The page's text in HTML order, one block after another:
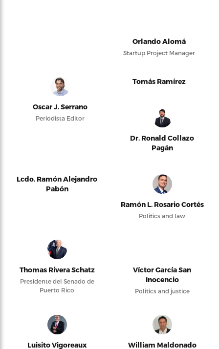
Orlando Alomá
Startup Project Manager
Oscar J. Serrano
Periodista Editor
Tomás Ramírez
Dr. Ronald Collazo
Pagán
Lcdo. Ramón Alejandro
Pabón
Ramón L. Rosario Cortés
Politics and law
Thomas Rivera Schatz
Presidente del Senado de
Puerto Rico
Víctor García San
Inocencio
Politics and justice
Luisito Vigoreaux William Maldonado